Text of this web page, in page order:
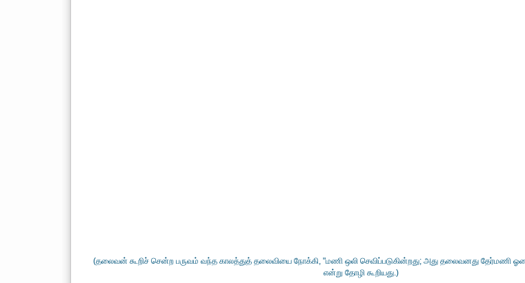
(தலைவன் கூறிச் சென்ற பருவம் வந்த காலத்துத் தலைவியை நோக்கி, "மணி ஒலி செவிப்படுகின்றது; அது தலைவனது தேர்மணி
என்று தோழி கூறியது.)